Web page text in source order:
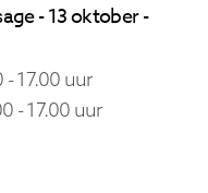
- 13 oktober -
- 17.00 uur
- 17.00 uur